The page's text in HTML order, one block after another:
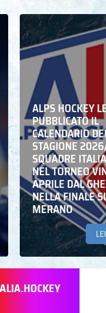
ALPS HOCKEY
PUBBLICATO IL
CALENDARIO
STAGIONE
SQUADRE
NEL TORNEO
APRILE DAL
NELLA FINALE
MERANO